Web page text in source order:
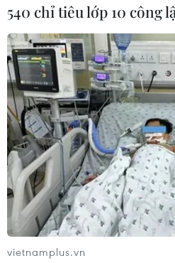
300.000 người phải rời bỏ
800.000 người phải trông
đạo./.
540 chỉ tiêu lớp 10 công
vietnamplus.vn